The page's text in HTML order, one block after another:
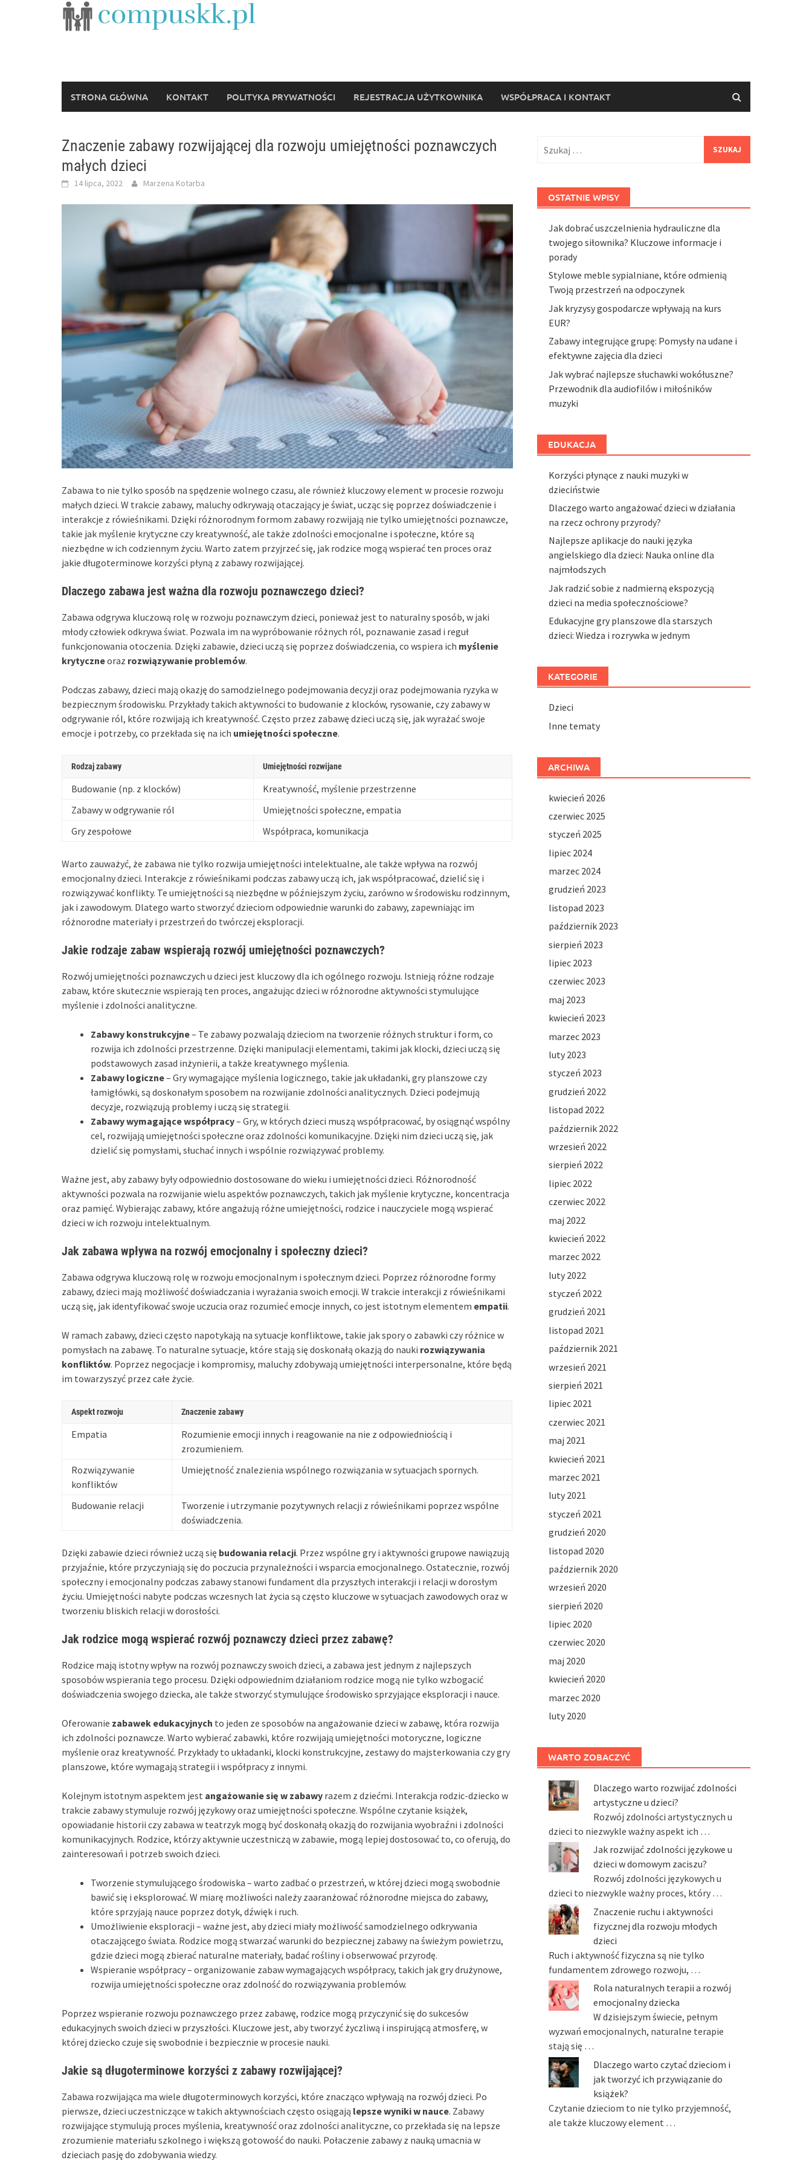
STRONA GŁÓWNA KONTAKT POLITYKA PRYWATNOŚCI REJESTRACJA UŻYTKOWNIKA WSPÓŁPRACA I KONTAKT
Znaczenie zabawy rozwijającej dla rozwoju umiejętności poznawczych
małych dzieci
14 lipca, 2022 Marzena Kotarba
Zabawa to nie tylko sposób na spędzenie wolnego czasu, ale również kluczowy element w procesie rozwoju
małych dzieci. W trakcie zabawy, maluchy odkrywają otaczający je świat, ucząc się poprzez doświadczenie i
interakcje z rówieśnikami. Dzięki różnorodnym formom zabawy rozwijają nie tylko umiejętności poznawcze,
takie jak myślenie krytyczne czy kreatywność, ale także zdolności emocjonalne i społeczne, które są
niezbędne w ich codziennym życiu. Warto zatem przyjrzeć się, jak rodzice mogą wspierać ten proces oraz
jakie długoterminowe korzyści płyną z zabawy rozwijającej.
Dlaczego zabawa jest ważna dla rozwoju poznawczego dzieci?
Zabawa odgrywa kluczową rolę w rozwoju poznawczym dzieci, ponieważ jest to naturalny sposób, w jaki
młody człowiek odkrywa świat. Pozwala im na wypróbowanie różnych ról, poznawanie zasad i reguł
funkcjonowania otoczenia. Dzięki zabawie, dzieci uczą się poprzez doświadczenia, co wspiera ich myślenie
krytyczneoraz rozwiązywanie problemów.
Podczas zabawy, dzieci mają okazję do samodzielnego podejmowania decyzji oraz podejmowania ryzyka w
bezpiecznym środowisku. Przykłady takich aktywności to budowanie z klocków, rysowanie, czy zabawy w
odgrywanie ról, które rozwijają ich kreatywność. Często przez zabawę dzieci uczą się, jak wyrażać swoje
emocje i potrzeby, co przekłada się na ich umiejętności społeczne.
Rodzaj zabawy Umiejętności rozwijane
Budowanie (np. z klocków)
Kreatywność, myślenie przestrzenne
Zabawy w odgrywanie ról
Umiejętności społeczne, empatia
Gry zespołowe
Współpraca, komunikacja
Warto zauważyć, że zabawa nie tylko rozwija umiejętności intelektualne, ale także wpływa na rozwój
emocjonalny dzieci. Interakcje z rówieśnikami podczas zabawy uczą ich, jak współpracować, dzielić się i
rozwiązywać konflikty. Te umiejętności są niezbędne w późniejszym życiu, zarówno w środowisku rodzinnym,
jak i zawodowym. Dlatego warto stworzyć dzieciom odpowiednie warunki do zabawy, zapewniając im
różnorodne materiały i przestrzeń do twórczej eksploracji.
Jakie rodzaje zabaw wspierają rozwój umiejętności poznawczych?
Rozwój umiejętności poznawczych u dzieci jest kluczowy dla ich ogólnego rozwoju. Istnieją różne rodzaje
zabaw, które skutecznie wspierają ten proces, angażując dzieci w różnorodne aktywności stymulujące
myślenie i zdolności analityczne.
Zabawy konstrukcyjne– Te zabawy pozwalają dzieciom na tworzenie różnych struktur i form, co
rozwija ich zdolności przestrzenne. Dzięki manipulacji elementami, takimi jak klocki, dzieci uczą się
podstawowych zasad inżynierii, a także kreatywnego myślenia.
Zabawy logiczne– Gry wymagające myślenia logicznego, takie jak układanki, gry planszowe czy
łamigłówki, są doskonałym sposobem na rozwijanie zdolności analitycznych. Dzieci podejmują
decyzje, rozwiązują problemy i uczą się strategii.
Zabawy wymagające współpracy– Gry, w których dzieci muszą współpracować, by osiągnąć wspólny
cel, rozwijają umiejętności społeczne oraz zdolności komunikacyjne. Dzięki nim dzieci uczą się, jak
dzielić się pomysłami, słuchać innych i wspólnie rozwiązywać problemy.
Ważne jest, aby zabawy były odpowiednio dostosowane do wieku i umiejętności dzieci. Różnorodność
aktywności pozwala na rozwijanie wielu aspektów poznawczych, takich jak myślenie krytyczne, koncentracja
oraz pamięć. Wybierając zabawy, które angażują różne umiejętności, rodzice i nauczyciele mogą wspierać
dzieci w ich rozwoju intelektualnym.
Jak zabawa wpływa na rozwój emocjonalny i społeczny dzieci?
Zabawa odgrywa kluczową rolę w rozwoju emocjonalnym i społecznym dzieci. Poprzez różnorodne formy
zabawy, dzieci mają możliwość doświadczania i wyrażania swoich emocji. W trakcie interakcji z rówieśnikami
uczą się, jak identyfikować swoje uczucia oraz rozumieć emocje innych, co jest istotnym elementem empatii.
W ramach zabawy, dzieci często napotykają na sytuacje konfliktowe, takie jak spory o zabawki czy różnice w
pomysłach na zabawę. To naturalne sytuacje, które stają się doskonałą okazją do nauki rozwiązywania
konfliktów. Poprzez negocjacje i kompromisy, maluchy zdobywają umiejętności interpersonalne, które będą
im towarzyszyć przez całe życie.
Aspekt rozwoju Znaczenie zabawy
Empatia
Rozumienie emocji innych i reagowanie na nie z odpowiedniością i
zrozumieniem.
Rozwiązywanie
konfliktów
Umiejętność znalezienia wspólnego rozwiązania w sytuacjach spornych.
Budowanie relacji
Tworzenie i utrzymanie pozytywnych relacji z rówieśnikami poprzez wspólne
doświadczenia.
Dzięki zabawie dzieci również uczą się budowania relacji. Przez wspólne gry i aktywności grupowe nawiązują
przyjaźnie, które przyczyniają się do poczucia przynależności i wsparcia emocjonalnego. Ostatecznie, rozwój
społeczny i emocjonalny podczas zabawy stanowi fundament dla przyszłych interakcji i relacji w dorosłym
życiu. Umiejętności nabyte podczas wczesnych lat życia są często kluczowe w sytuacjach zawodowych oraz w
tworzeniu bliskich relacji w dorosłości.
Jak rodzice mogą wspierać rozwój poznawczy dzieci przez zabawę?
Rodzice mają istotny wpływ na rozwój poznawczy swoich dzieci, a zabawa jest jednym z najlepszych
sposobów wspierania tego procesu. Dzięki odpowiednim działaniom rodzice mogą nie tylko wzbogacić
doświadczenia swojego dziecka, ale także stworzyć stymulujące środowisko sprzyjające eksploracji i nauce.
Oferowanie zabawek edukacyjnych to jeden ze sposobów na angażowanie dzieci w zabawę, która rozwija
ich zdolności poznawcze. Warto wybierać zabawki, które rozwijają umiejętności motoryczne, logiczne
myślenie oraz kreatywność. Przykłady to układanki, klocki konstrukcyjne, zestawy do majsterkowania czy gry
planszowe, które wymagają strategii i współpracy z innymi.
Kolejnym istotnym aspektem jest angażowanie się w zabawy razem z dziećmi. Interakcja rodzic-dziecko w
trakcie zabawy stymuluje rozwój językowy oraz umiejętności społeczne. Wspólne czytanie książek,
opowiadanie historii czy zabawa w teatrzyk mogą być doskonałą okazją do rozwijania wyobraźni i zdolności
komunikacyjnych. Rodzice, którzy aktywnie uczestniczą w zabawie, mogą lepiej dostosować to, co oferują, do
zainteresowań i potrzeb swoich dzieci.
Tworzenie stymulującego środowiska – warto zadbać o przestrzeń, w której dzieci mogą swobodnie
bawić się i eksplorować. W miarę możliwości należy zaaranżować różnorodne miejsca do zabawy,
które sprzyjają nauce poprzez dotyk, dźwięk i ruch.
Umożliwienie eksploracji – ważne jest, aby dzieci miały możliwość samodzielnego odkrywania
otaczającego świata. Rodzice mogą stwarzać warunki do bezpiecznej zabawy na świeżym powietrzu,
gdzie dzieci mogą zbierać naturalne materiały, badać rośliny i obserwować przyrodę.
Wspieranie współpracy – organizowanie zabaw wymagających współpracy, takich jak gry drużynowe,
rozwija umiejętności społeczne oraz zdolność do rozwiązywania problemów.
Poprzez wspieranie rozwoju poznawczego przez zabawę, rodzice mogą przyczynić się do sukcesów
edukacyjnych swoich dzieci w przyszłości. Kluczowe jest, aby tworzyć życzliwą i inspirującą atmosferę, w
której dziecko czuje się swobodnie i bezpiecznie w procesie nauki.
Jakie są długoterminowe korzyści z zabawy rozwijającej?
Zabawa rozwijająca ma wiele długoterminowych korzyści, które znacząco wpływają na rozwój dzieci. Po
pierwsze, dzieci uczestniczące w takich aktywnościach często osiągają lepsze wyniki w nauce. Zabawy
rozwijające stymulują proces myślenia, kreatywność oraz zdolności analityczne, co przekłada się na lepsze
zrozumienie materiału szkolnego i większą gotowość do nauki. Połaczenie zabawy z nauką umacnia w
dzieciach pasję do zdobywania wiedzy.
OSTATNIE WPISY
Jak dobrać uszczelnienia hydrauliczne dla
twojego siłownika? Kluczowe informacje i
porady
Stylowe meble sypialniane, które odmienią
Twoją przestrzeń na odpoczynek
Jak kryzysy gospodarcze wpływają na kurs
EUR?
Zabawy integrujące grupę: Pomysły na udane i
efektywne zajęcia dla dzieci
Jak wybrać najlepsze słuchawki wokółuszne?
Przewodnik dla audiofilów i miłośników
muzyki
EDUKACJA
Korzyści płynące z nauki muzyki w
dzieciństwie
Dlaczego warto angażować dzieci w działania
na rzecz ochrony przyrody?
Najlepsze aplikacje do nauki języka
angielskiego dla dzieci: Nauka online dla
najmłodszych
Jak radzić sobie z nadmierną ekspozycją
dzieci na media społecznościowe?
Edukacyjne gry planszowe dla starszych
dzieci: Wiedza i rozrywka w jednym
KATEGORIE
Dzieci
Inne tematy
ARCHIWA
kwiecień 2026
czerwiec 2025
styczeń 2025
lipiec 2024
marzec 2024
grudzień 2023
listopad 2023
październik 2023
sierpień 2023
lipiec 2023
czerwiec 2023
maj 2023
kwiecień 2023
marzec 2023
luty 2023
styczeń 2023
grudzień 2022
listopad 2022
październik 2022
wrzesień 2022
sierpień 2022
lipiec 2022
czerwiec 2022
maj 2022
kwiecień 2022
marzec 2022
luty 2022
styczeń 2022
grudzień 2021
listopad 2021
październik 2021
wrzesień 2021
sierpień 2021
lipiec 2021
czerwiec 2021
maj 2021
kwiecień 2021
marzec 2021
luty 2021
styczeń 2021
grudzień 2020
listopad 2020
październik 2020
wrzesień 2020
sierpień 2020
lipiec 2020
czerwiec 2020
maj 2020
kwiecień 2020
marzec 2020
luty 2020
WARTO ZOBACZYĆ
Dlaczego warto rozwijać zdolności
artystyczne u dzieci?
Rozwój zdolności artystycznych u
dzieci to niezwykle ważny aspekt ich …
Jak rozwijać zdolności językowe u
dzieci w domowym zaciszu?
Rozwój zdolności językowych u
dzieci to niezwykle ważny proces, który …
Znaczenie ruchu i aktywności
fizycznej dla rozwoju młodych
dzieci
Ruch i aktywność fizyczna są nie tylko
fundamentem zdrowego rozwoju, …
Rola naturalnych terapii a rozwój
emocjonalny dziecka
W dzisiejszym świecie, pełnym
wyzwań emocjonalnych, naturalne terapie
stają się …
Dlaczego warto czytać dzieciom i
jak tworzyć ich przywiązanie do
książek?
Czytanie dzieciom to nie tylko przyjemność,
ale także kluczowy element …